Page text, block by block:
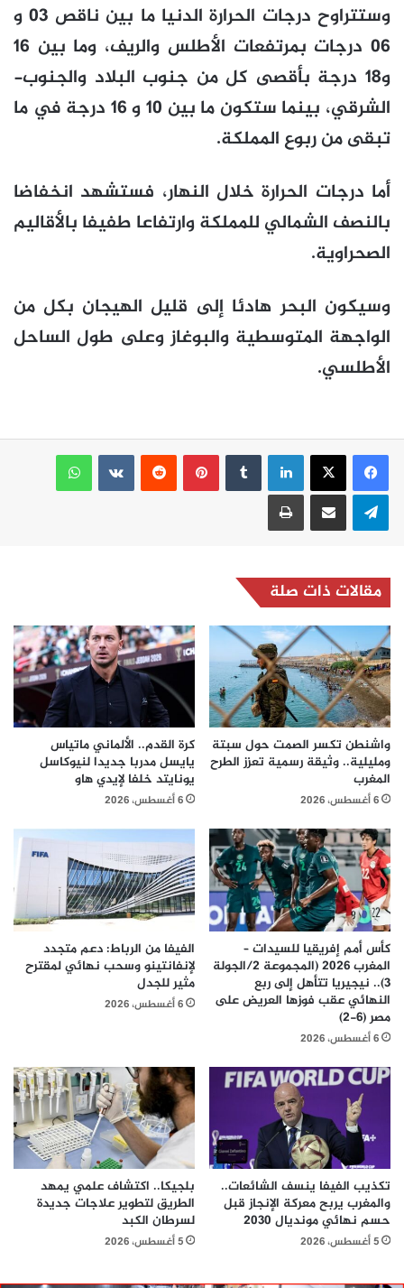
وستتراوح درجات الحرارة الدنيا ما بين ناقص 03 و
06 درجات بمرتفعات الأطلس والريف، وما بين 16
و18 درجة بأقصى كل من جنوب البلاد والجنوب-
الشرقي، بينما ستكون ما بين 10 و 16 درجة في ما
تبقى من ربوع المملكة.
أما درجات الحرارة خلال النهار، فستشهد انخفاضا
بالنصف الشمالي للمملكة وارتفاعا طفيفا بالأقاليم
الصحراوية.
وسيكون البحر هادئا إلى قليل الهيجان بكل من
الواجهة المتوسطية والبوغاز وعلى طول الساحل
الأطلسي.
لينكدإن بينتيريست
واتساب
تيلقرام مشاركة عبر البريد طباعة
مقالات ذات صلة
واشنطن تكسر الصمت حول سبتة
ومليلية.. وثيقة رسمية تعزز الطرح
المغرب
6 أغسطس، 2026
كرة القدم.. الألماني ماتياس
يايسل مدربا جديدا لنيوكاسل
يونايتد خلفا لإيدي هاو
6 أغسطس، 2026
كأس أمم إفريقيا للسيدات –
المغرب 2026 (المجموعة 2/الجولة
3).. نيجيريا تتأهل إلى ربع
النهائي عقب فوزها العريض على
مصر (6-2)
6 أغسطس، 2026
الفيفا من الرباط: دعم متجدد
لإنفانتينو وسحب نهائي لمقترح
مثير للجدل
6 أغسطس، 2026
تكذيب الفيفا ينسف الشائعات..
والمغرب يربح معركة الإنجاز قبل
حسم نهائي مونديال 2030
5 أغسطس، 2026
بلجيكا.. اكتشاف علمي يمهد
الطريق لتطوير علاجات جديدة
لسرطان الكبد
5 أغسطس، 2026